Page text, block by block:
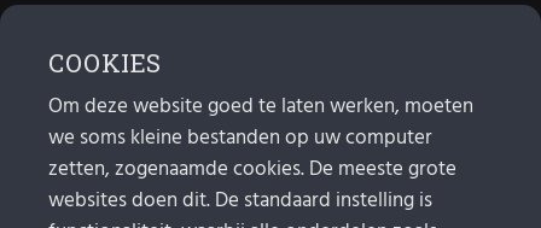
poppodium 40 jaar.
MAIL
Algemeen: info@baroeg.nl
COOKIES
Om deze website goed te laten werken, moeten
we soms kleine bestanden op uw computer
zetten, zogenaamde cookies. De meeste grote
websites doen dit. De standaard instelling is